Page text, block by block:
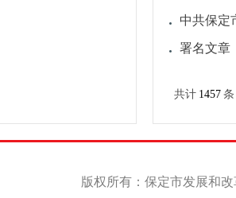
中共保定
署名文章
共计 1457 条
版权所有：保定市发展和